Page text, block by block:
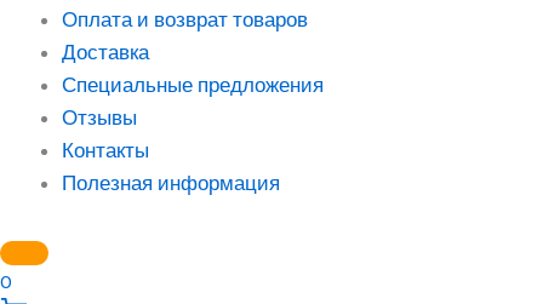
Оплата и возврат товаров
Доставка
Специальные предложения
Отзывы
Контакты
Полезная информация
0